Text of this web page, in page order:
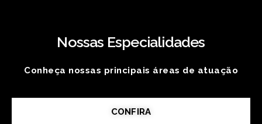
Nossas Especialidades
Conheça nossas principais áreas de atuação
CONFIRA